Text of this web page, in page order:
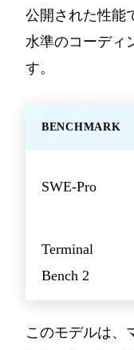
公開された性能
水準のコーディ
す。
BENCHMARK
SWE-Pro
Terminal
Bench 2
このモデルは、